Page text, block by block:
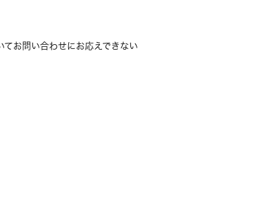
お問い合わせにお応えできない